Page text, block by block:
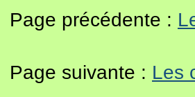
Page précédente :
Page suivante : Les